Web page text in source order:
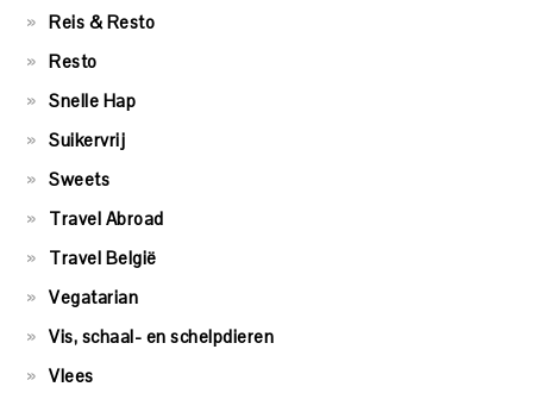
Reis & Resto
Resto
Snelle Hap
Suikervrij
Sweets
Travel Abroad
Travel België
Vegatarian
Vis, schaal- en schelpdieren
Vlees